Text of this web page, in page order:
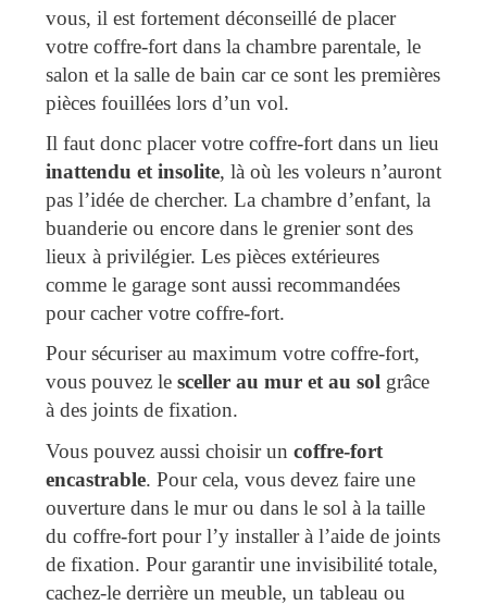
vous, il est fortement déconseillé de placer
votre coffre-fort dans la chambre parentale, le
salon et la salle de bain car ce sont les premières
pièces fouillées lors d’un vol.
Il faut donc placer votre coffre-fort dans un lieu
inattendu et insolite, là où les voleurs n’auront
pas l’idée de chercher. La chambre d’enfant, la
buanderie ou encore dans le grenier sont des
lieux à privilégier. Les pièces extérieures
comme le garage sont aussi recommandées
pour cacher votre coffre-fort.
Pour sécuriser au maximum votre coffre-fort,
vous pouvez le sceller au mur et au sol grâce
à des joints de fixation.
Vous pouvez aussi choisir un coffre-fort
encastrable. Pour cela, vous devez faire une
ouverture dans le mur ou dans le sol à la taille
du coffre-fort pour l’y installer à l’aide de joints
de fixation. Pour garantir une invisibilité totale,
cachez-le derrière un meuble, un tableau ou